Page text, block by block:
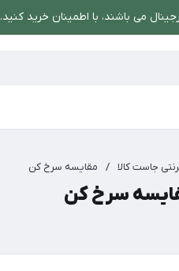
می باشند، با اطمینان خرید کنید.
جاست کالا / مقایسه سرخ کن
سرخ کن